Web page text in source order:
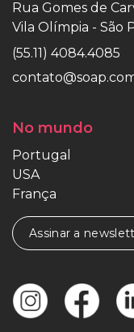
Rua Gomes de
Vila Olímpia - São
(55.11) 4084.4085
No mundo
Portugal
USA
França
Assinar a